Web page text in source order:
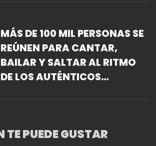
LUCTUOSO
MÁS DE 100 MIL PERSONAS SE
REÚNEN PARA CANTAR,
BAILAR Y SALTAR AL RITMO
DE LOS AUTÉNTICOS
Y MUCHOS MÁS
TE PUEDE GUSTAR